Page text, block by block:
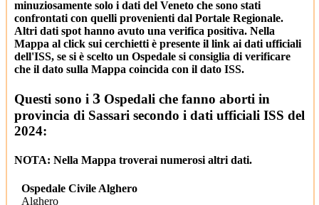
minuziosamente solo i dati del Veneto che sono stati
confrontati con quelli provenienti dal Portale Regionale.
Altri dati spot hanno avuto una verifica positiva. Nella
Mappa al click sui cerchietti è presente il link ai dati ufficiali
dell'ISS, se si è scelto un Ospedale si consiglia di verificare
che il dato sulla Mappa coincida con il dato ISS.
Questi sono i 3 Ospedali che fanno aborti in
provincia di Sassari secondo i dati ufficiali ISS del
2024:
NOTA: Nella Mappa troverai numerosi altri dati.
Ospedale Civile Alghero
Alghero